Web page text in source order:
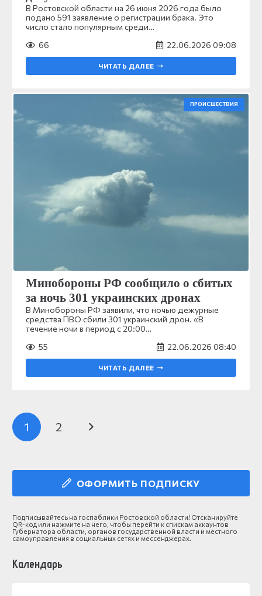
В Ростовской области на 26 июня 2026 года было
подано 591 заявление о регистрации брака. Это
число стало популярным среди…
66
22.06.2026 09:08
ЧИТАТЬ ДАЛЕЕ
ПРОИСШЕСТВИЯ
Минобороны РФ сообщило о сбитых
за ночь 301 украинских дронах
В Минобороны РФ заявили, что ночью дежурные
средства ПВО сбили 301 украинский дрон. «В
течение ночи в период с 20:00…
55
22.06.2026 08:40
ЧИТАТЬ ДАЛЕЕ
1 2
ОФОРМИТЬ ПОДПИСКУ
Подписывайтесь на госпаблики Ростовской области! Отсканируйте
QR-код или нажмите на него, чтобы перейти к спискам аккаунтов
Губернатора области, органов государственной власти и местного
самоуправления в социальных сетях и мессенджерах.
Календарь